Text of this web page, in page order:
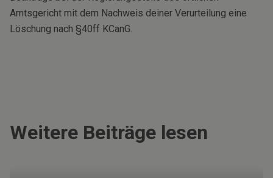
Amtsgericht mit dem Nachweis deiner Verurteilung eine
Löschung nach §40ff KCanG.
Weitere Beiträge lesen